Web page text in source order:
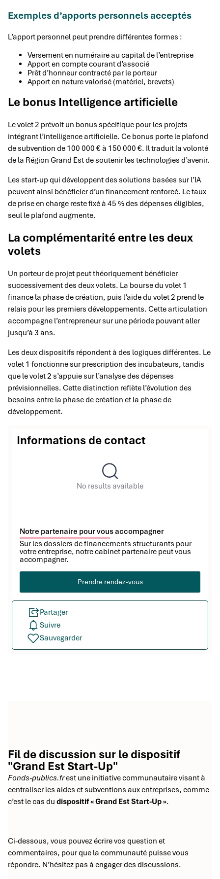
Exemples d’apports personnels acceptés
L’apport personnel peut prendre différentes formes :
Versement en numéraire au capital de l’entreprise
Apport en compte courant d’associé
Prêt d’honneur contracté par le porteur
Apport en nature valorisé (matériel, brevets)
Le bonus Intelligence artificielle
Le volet 2 prévoit un bonus spécifique pour les projets
intégrant l’intelligence artificielle. Ce bonus porte le plafond
de subvention de 100 000 € à 150 000 €. Il traduit la volonté
de la Région Grand Est de soutenir les technologies d’avenir.
Les start-up qui développent des solutions basées sur l’IA
peuvent ainsi bénéficier d’un financement renforcé. Le taux
de prise en charge reste fixé à 45 % des dépenses éligibles,
seul le plafond augmente.
La complémentarité entre les deux
volets
Un porteur de projet peut théoriquement bénéficier
successivement des deux volets. La bourse du volet 1
finance la phase de création, puis l’aide du volet 2 prend le
relais pour les premiers développements. Cette articulation
accompagne l’entrepreneur sur une période pouvant aller
jusqu’à 3 ans.
Les deux dispositifs répondent à des logiques différentes. Le
volet 1 fonctionne sur prescription des incubateurs, tandis
que le volet 2 s’appuie sur l’analyse des dépenses
prévisionnelles. Cette distinction reflète l’évolution des
besoins entre la phase de création et la phase de
développement.
Informations de contact
No results available
Notre partenaire pour vous accompagner
Sur les dossiers de financements structurants pour
votre entreprise, notre cabinet partenaire peut vous
accompagner.
Prendre rendez-vous
Partager
Suivre
Sauvegarder
Fil de discussion sur le dispositif
"Grand Est Start-Up"
Fonds-publics.frest une initiative communautaire visant à
centraliser les aides et subventions aux entreprises, comme
c’est le cas du dispositif « Grand Est Start-Up ».
Ci-dessous, vous pouvez écrire vos question et
commentaires, pour que la communauté puisse vous
répondre. N’hésitez pas à engager des discussions.